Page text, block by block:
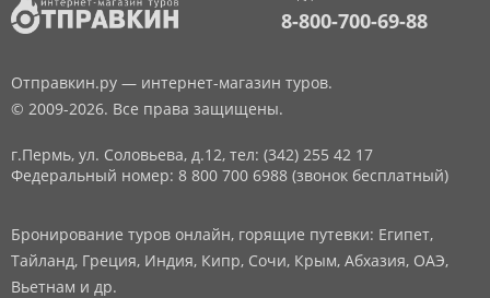
8-800-700-69-88
Отправкин.ру — интернет-магазин туров.
© 2009-2026. Все права защищены.
г.Пермь, ул. Соловьева, д.12, тел: (342) 255 42 17
Федеральный номер: 8 800 700 6988 (звонок бесплатный)
Бронирование туров онлайн, горящие путевки: Египет,
Тайланд, Греция, Индия, Кипр, Сочи, Крым, Абхазия, ОАЭ,
Вьетнам и др.